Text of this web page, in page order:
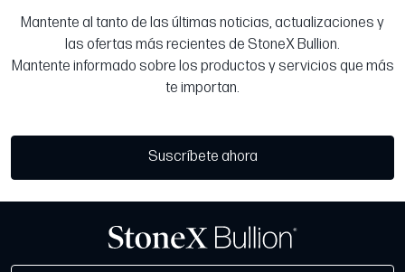
Mantente al tanto de las últimas noticias, actualizaciones y
las ofertas más recientes de StoneX Bullion.
Mantente informado sobre los productos y servicios que más
te importan.
Suscríbete ahora